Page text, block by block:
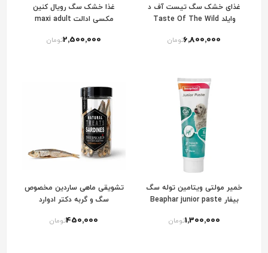
غذای خشک سگ تیست آف د
وایلد Taste Of The Wild
Recipe Dog Food
6٬800٬000تومان
غذا خشک سگ رویال کنین
مکسی ادالت maxi adult
2٬500٬000تومان
خمیر مولتی ویتامین توله سگ
بیفار Beaphar junior paste
1٬300٬000تومان
تشویقی ماهی ساردین مخصوص
سگ و گربه دکتر ادوارد
450٬000تومان